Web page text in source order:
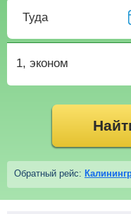
Туда
1, эконом
Обратный рейс: